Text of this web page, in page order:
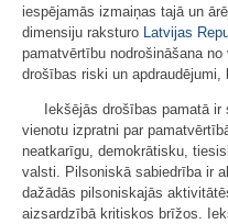
iespējamās izmaiņas tajā un
dimensiju raksturo
Latvijas
pamatvērtību nodrošināšana
drošības riski un
Iekšējās drošības pamatā
vienotu izpratni par
neatkarīgu, demokrātisku,
valsti. Pilsoniskā sabiedrība ir
dažādās pilsoniskajās
aizsardzībā kritiskos brīžos.